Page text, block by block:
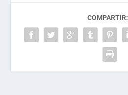
COMPARTIR: